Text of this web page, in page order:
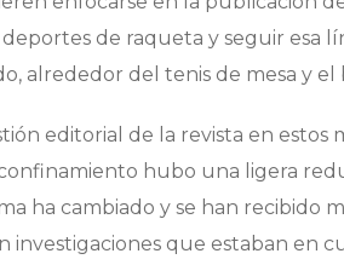
deportes de raqueta y seguir esa
alrededor del tenis de mesa y el
editorial de la revista en estos
hubo una ligera
ha cambiado y se han recibido
investigaciones que estaban en